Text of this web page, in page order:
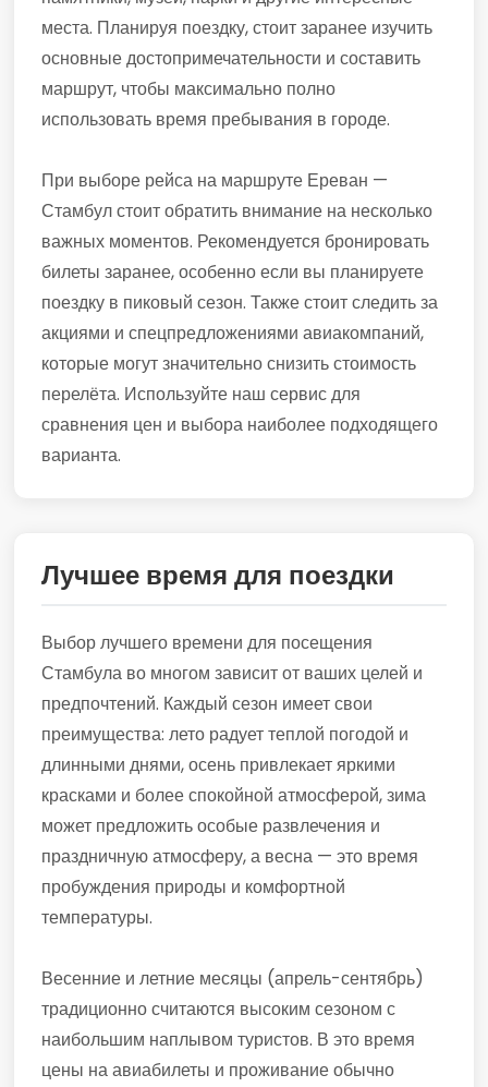
места. Планируя поездку, стоит заранее изучить
основные достопримечательности и составить
маршрут, чтобы максимально полно
использовать время пребывания в городе.
При выборе рейса на маршруте Ереван —
Стамбул стоит обратить внимание на несколько
важных моментов. Рекомендуется бронировать
билеты заранее, особенно если вы планируете
поездку в пиковый сезон. Также стоит следить за
акциями и спецпредложениями авиакомпаний,
которые могут значительно снизить стоимость
перелёта. Используйте наш сервис для
сравнения цен и выбора наиболее подходящего
варианта.
Лучшее время для поездки
Выбор лучшего времени для посещения
Стамбула во многом зависит от ваших целей и
предпочтений. Каждый сезон имеет свои
преимущества: лето радует теплой погодой и
длинными днями, осень привлекает яркими
красками и более спокойной атмосферой, зима
может предложить особые развлечения и
праздничную атмосферу, а весна — это время
пробуждения природы и комфортной
температуры.
Весенние и летние месяцы (апрель-сентябрь)
традиционно считаются высоким сезоном с
наибольшим наплывом туристов. В это время
цены на авиабилеты и проживание обычно